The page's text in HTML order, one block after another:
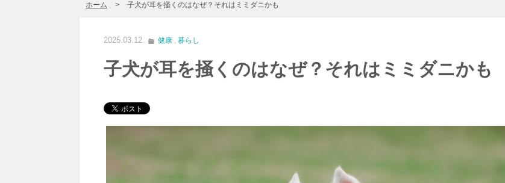
ホーム > 子犬が耳を掻くのはなぜ？それはミミダニかも
2025.03.12 健康 , 暮らし
子犬が耳を掻くのはなぜ？それはミミダニかも